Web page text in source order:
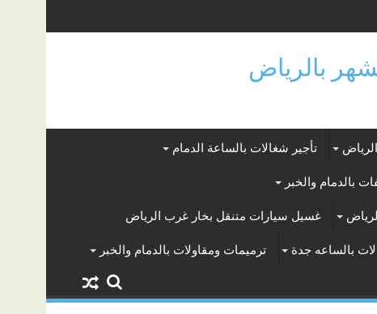
تأجير شغالات بالساعة الدمام
بالدمام والخبر
غسيل سيارات متنقل بخار غرب الرياض
بالساعه جدة ترميمات ومقاولات بالدمام والخبر